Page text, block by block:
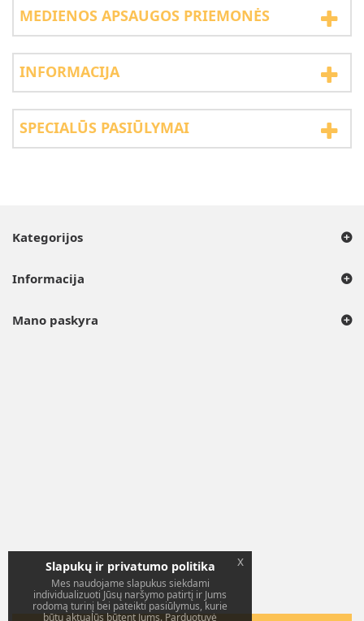
MEDIENOS APSAUGOS PRIEMONĖS
INFORMACIJA
SPECIALŪS PASIŪLYMAI
Kategorijos
Informacija
Mano paskyra
Slapukų ir privatumo politika
Mes naudojame slapukus siekdami
individualizuoti Jūsų naršymo patirtį ir Jums
rodomą turinį bei pateikti pasiūlymus, kurie
būtų aktualūs būtent Jums. Parduotuvė
x